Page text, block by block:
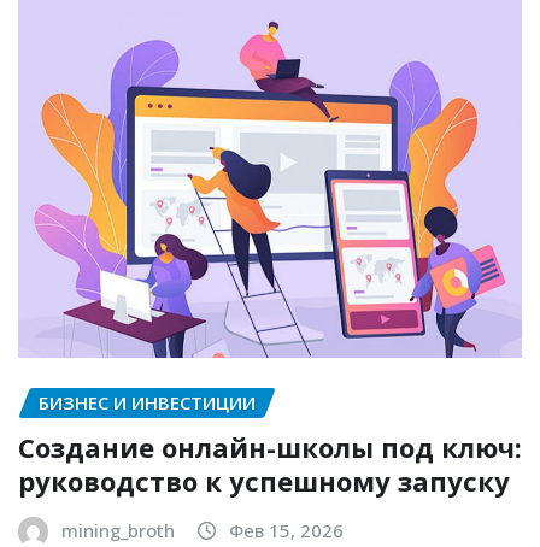
БИЗНЕС И ИНВЕСТИЦИИ
Создание онлайн-школы под ключ:
руководство к успешному запуску
mining_broth Фев 15, 2026